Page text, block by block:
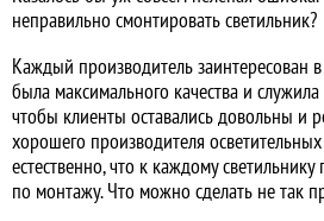
неправильно смонтировать светильник?
Каждый производитель заинтересован
была максимального качества и
чтобы клиенты оставались довольны и
хорошего производителя
естественно, что к каждому светильнику
по монтажу. Что можно сделать не так